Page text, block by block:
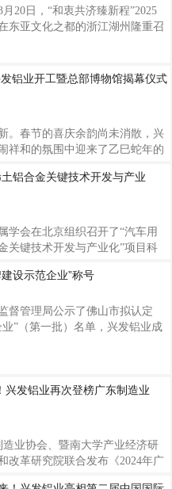
主业，通过智能制造升级和全球
著提升主业竞争力。兴发铝业建
。在智能制造升级方面，顺利
设，生产效率稳步提升。
20日，“和衷共济臻新程”2025
东亚文化之都的浙江湖州隆重召
员、特邀嘉宾、经销商代表、合
的同仁们齐聚一堂，携手研讨发
耀时刻，齐心畅谈未来蓝图。
铝业开工暨总部博物馆揭幕仪式
。春节的喜庆余韵尚未消散，兴
祥和的氛围中迎来了乙巳蛇年的
满的仪式感开启了2025年的新征
开工现场，鞭炮整齐环绕排列，
式拉开了新一年奋斗的序幕。随
公司员工们纷纷聚集在空旷区
，噼里啪啦的声响顿时响彻四
。为祈求新的一年生意兴隆、诸
备了充满传统韵味与美好寓意
铝合金关键技术开发与产业
学会在北京组织召开了“汽车用
关键技术开发与产业化”项目科
西理工大学共同完成。评价会邀
究院教授级高工娄花芬、北京科
国有色金属学会教授级高工张洪
团有限公司教授级高工闫丽珍、
，与会专家一致认为，“汽
设示范企业”称号
督管理局公示了佛山市拟认定
”（第一批）名单，兴发铝业成
，积极参与标准的起草编制工
创新发展，现已参与标准起草制
格细分生产工序环节的工艺技
准，不断完善形成完整的产品质
量均超出国标，达到世界标准认
重品牌商标的保护与管理，
兴发铝业再次登榜广东制造业
造业协会、暨南大学产业经济研
改革研究院联合发布《2024年广